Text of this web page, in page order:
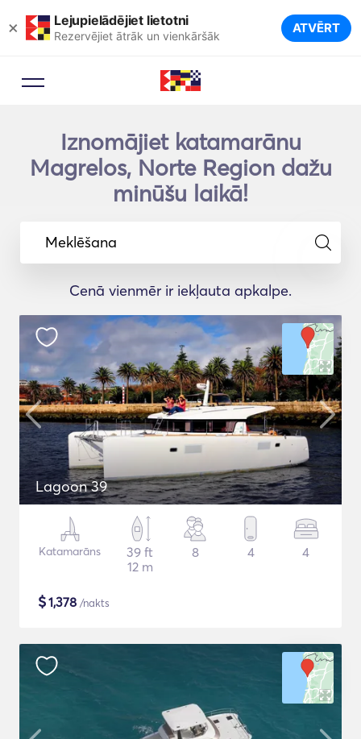
× Lejupielādējiet lietotni
Rezervējiet ātrāk un vienkāršāk ATVĒRT
Iznomājiet katamarānu
Magrelos, Norte Region dažu
minūšu laikā!
Meklēšana
Cenā vienmēr ir iekļauta apkalpe.
Lagoon 39
Katamarāns
39 ft
12 m
8 4 4
$1,378 /nakts